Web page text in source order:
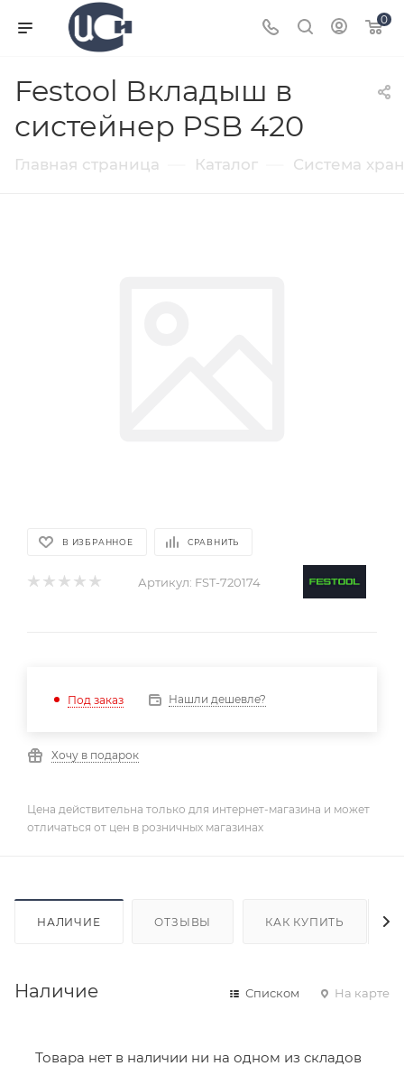
0
Festool Вкладыш в
систейнер PSB 420
Главная страница Каталог Система
В ИЗБРАННОЕ СРАВНИТЬ
Артикул: FST-720174
Под заказ Нашли дешевле?
Хочу в подарок
Цена действительна только для интернет-магазина и может
отличаться от цен в розничных магазинах
НАЛИЧИЕ ОТЗЫВЫ КАК КУПИТЬ
Наличие Списком На карте
Товара нет в наличии ни на одном из складов